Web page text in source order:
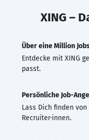
XING –
Über eine Million
Entdecke mit XING
passt.
Persönliche Job-
Lass Dich finden
Recruiter·innen.